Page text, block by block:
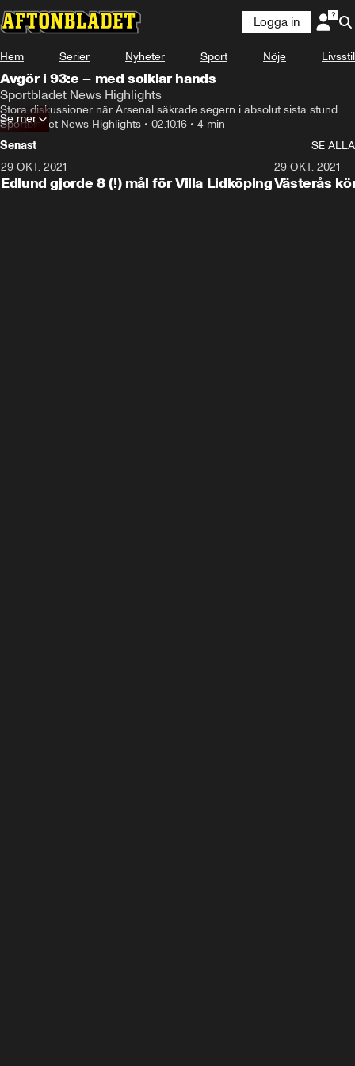
Logga in
Hem Serier Nyheter Sport Nöje Livsstil
Avgör i 93:e – med solklar hands
Sportbladet News Highlights
Stora diskussioner när Arsenal säkrade segern i absolut sista stund
Sportbladet News Highlights • 02.10.16 • 4 min
Se mer
Senast
SE ALLA
29 OKT. 2021
Edlund gjorde 8 (!) mål för Villa Lidköping
29 OKT. 2021
Västerås